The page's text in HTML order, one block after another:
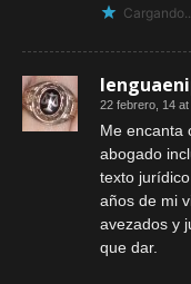
Cargando...
22 febrero, 14
Me encanta
abogado
texto
años de mi
avezados y
que dar.